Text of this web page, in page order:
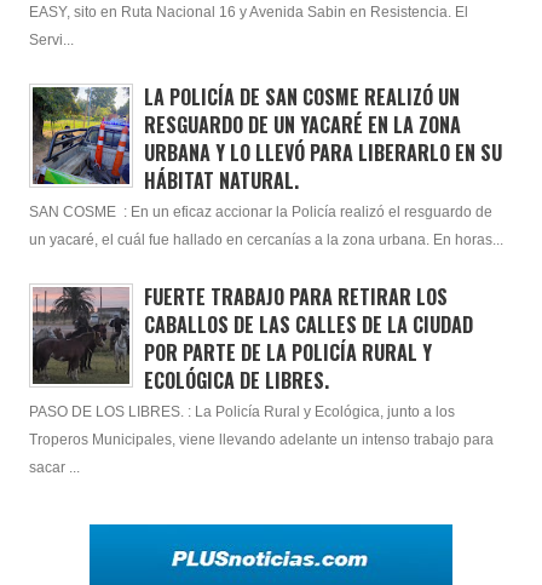
EASY, sito en Ruta Nacional 16 y Avenida Sabin en Resistencia. El
Servi...
LA POLICÍA DE SAN COSME REALIZÓ UN
RESGUARDO DE UN YACARÉ EN LA ZONA
URBANA Y LO LLEVÓ PARA LIBERARLO EN SU
HÁBITAT NATURAL.
SAN COSME : En un eficaz accionar la Policía realizó el resguardo de
un yacaré, el cuál fue hallado en cercanías a la zona urbana. En horas...
FUERTE TRABAJO PARA RETIRAR LOS
CABALLOS DE LAS CALLES DE LA CIUDAD
POR PARTE DE LA POLICÍA RURAL Y
ECOLÓGICA DE LIBRES.
PASO DE LOS LIBRES. : La Policía Rural y Ecológica, junto a los
Troperos Municipales, viene llevando adelante un intenso trabajo para
sacar ...